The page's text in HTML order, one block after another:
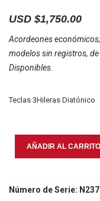
USD $1,750.00
Acordeones
modelos sin registros,
Disponibles.
Teclas 3Hileras Diatónico
Acordeon
3
AÑADIR AL CARRITO
Número de Serie: